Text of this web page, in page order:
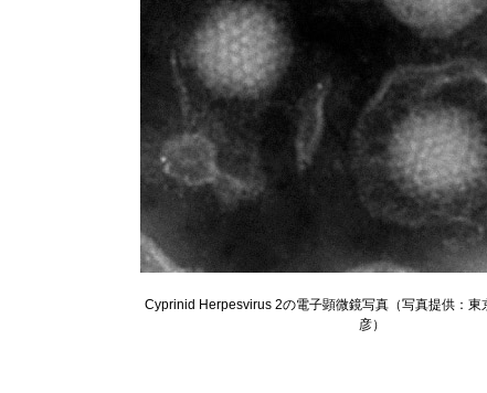
Cyprinid Herpesvirus 2の電子顕微鏡写真（写真提供：
彦）